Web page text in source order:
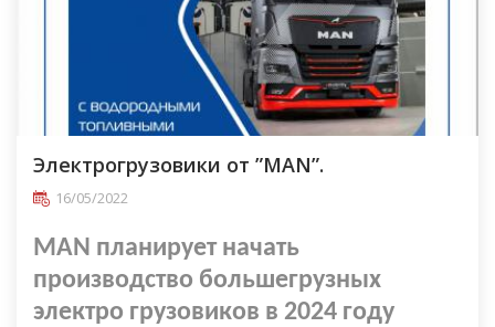
Электрогрузовики от ”MAN”.
16/05/2022
MAN планирует начать
производство большегрузных
электро грузовиков в 2024 году